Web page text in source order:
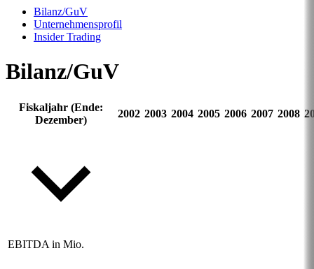
Bilanz/GuV
Unternehmensprofil
Insider Trading
Bilanz/GuV
Fiskaljahr (Ende:
Dezember)
2002 2003 2004 2005 2006 2007 2008
EBITDA in Mio.